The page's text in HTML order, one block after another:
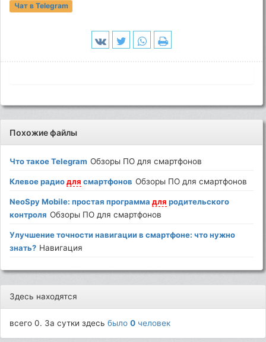
Чат в Telegram
Похожие файлы
Что такое Telegram Обзоры ПО для смартфонов
Клевое радиодля смартфонов Обзоры ПО для смартфонов
NeoSpy Mobile: простая программадля родительского
контроля Обзоры ПО для смартфонов
Улучшение точности навигации в смартфоне: что нужно
знать? Навигация
Здесь находятся
всего 0. За сутки здесьбыло0 человек